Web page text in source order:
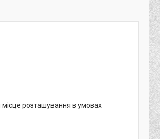
розташування в умовах